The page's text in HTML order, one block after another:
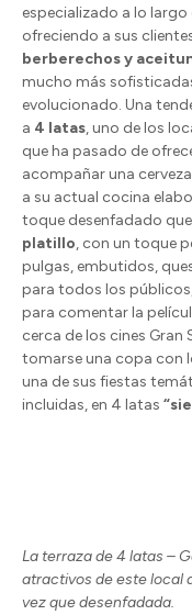
especializado a lo
ofreciendo a sus
berberechos y
mucho más
evolucionado. Una
a 4 latas, uno de los
que ha pasado de
acompañar una
a su actual cocina
toque desenfadado
platillo, con un toque
pulgas, embutidos,
para todos los
para comentar la
cerca de los cines Gran
tomarse una copa con
una de sus fiestas
incluidas, en 4 latas
La terraza de 4 latas –
atractivos de este local
vez que desenfadada.